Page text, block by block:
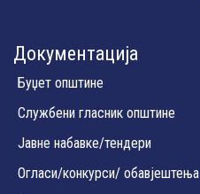
Документација
Буџет општине
Службени гласник општине
Јавне набавке/тендери
Огласи/конкурси/ обавјештења